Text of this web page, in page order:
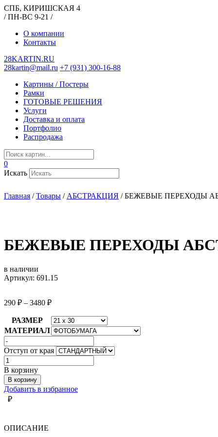
СПБ, КИРИШСКАЯ 4
/ ПН-ВС 9-21 /
О компании
Контакты
28KARTIN.RU
28kartin@mail.ru +7 (931) 300-16-88
Картины / Постеры
Рамки
ГОТОВЫЕ РЕШЕНИЯ
Услуги
Доставка и оплата
Портфолио
Распродажа
0
Искать
Главная /Товары / АБСТРАКЦИЯ /БЕЖЕВЫЕ ПЕРЕХОДЫ
БЕЖЕВЫЕ ПЕРЕХОДЫ
в наличии
Артикул: 691.15
290 ₽ – 3480 ₽
РАЗМЕР
МАТЕРИАЛ
Отступ от края
Количество
товара
БЕЖЕВЫЕ
ПЕРЕХОДЫ
АБСТРАКЦИЯ
В корзину
В корзину
Добавить в избранное
₽
ОПИСАНИЕ